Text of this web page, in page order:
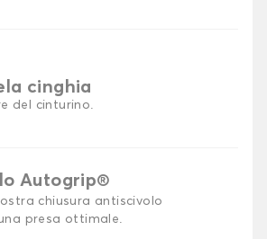
cinghia
del cinturino.
Autogrip®
chiusura antiscivolo
presa ottimale.